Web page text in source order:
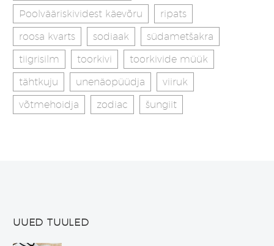
Poolvääriskividest käevõru
ripats
roosa kvarts
sodiaak
südametšakra
tiigrisilm
toorkivi
toorkivide müük
tähtkuju
unenäopüüdja
viiruk
võtmehoidja
zodiac šungiit
UUED TUULED